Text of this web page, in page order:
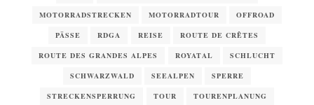
MOTORRADSTRECKEN MOTORRADTOUR OFFROAD
PÄSSE RDGA REISE ROUTE DE CRÊTES
ROUTE DES GRANDES ALPES ROYATAL SCHLUCHT
SCHWARZWALD SEEALPEN SPERRE
STRECKENSPERRUNG TOUR TOURENPLANUNG